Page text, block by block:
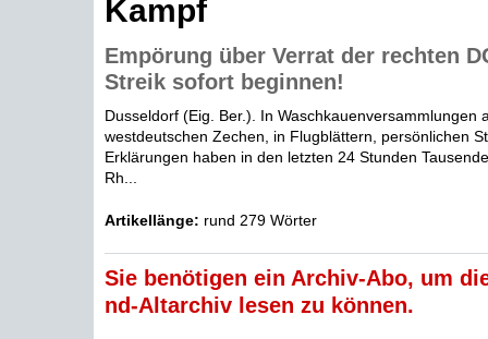
Kampf
Empörung über Verrat der rechten
Streik sofort beginnen!
Dusseldorf (Eig. Ber.). In Waschkauenversammlungen
westdeutschen Zechen, in Flugblättern, persönlichen
Erklärungen haben in den letzten 24 Stunden
Rh...
Artikellänge: rund 279 Wörter
Sie benötigen ein Archiv-Abo, um
nd-Altarchiv lesen zu können.